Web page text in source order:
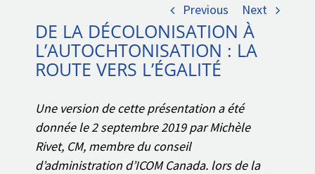
Previous Next
DE LA DÉCOLONISATION À
L’AUTOCHTONISATION : LA
ROUTE VERS L’ÉGALITÉ
Une version de cette présentation a été
donnée le 2 septembre 2019 par Michèle
Rivet, CM, membre du conseil
d’administration d’ICOM Canada. lors de la